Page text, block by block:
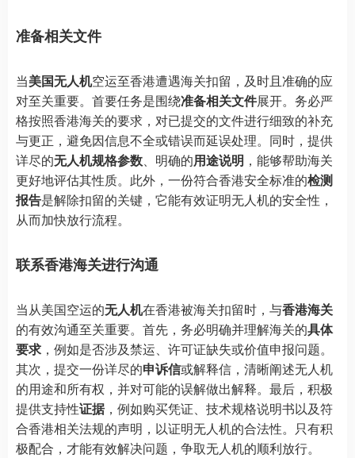
准备相关文件
当美国无人机空运至香港遭遇海关扣留，及时且准确的应
对至关重要。首要任务是围绕准备相关文件展开。务必严
格按照香港海关的要求，对已提交的文件进行细致的补充
与更正，避免因信息不全或错误而延误处理。同时，提供
详尽的无人机规格参数、明确的用途说明 ，能够帮助海关
更好地评估其性质。此外，一份符合香港安全标准的检测
报告是解除扣留的关键，它能有效证明无人机的安全性，
从而加快放行流程。
联系香港海关进行沟通
当从美国空运的无人机在香港被海关扣留时，与香港海关
的有效沟通至关重要。首先，务必明确并理解海关的具体
要求 ，例如是否涉及禁运、许可证缺失或价值申报问题。
其次，提交一份详尽的申诉信或解释信，清晰阐述无人机
的用途和所有权，并对可能的误解做出解释。最后，积极
提供支持性证据，例如购买凭证、技术规格说明书以及符
合香港相关法规的声明，以证明无人机的合法性。只有积
极配合，才能有效解决问题，争取无人机的顺利放行。